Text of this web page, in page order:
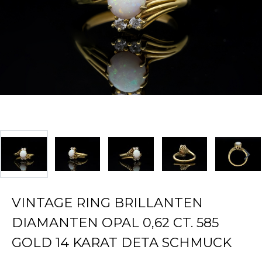
VINTAGE RING BRILLANTEN
DIAMANTEN OPAL 0,62 CT. 585
GOLD 14 KARAT DETA SCHMUCK